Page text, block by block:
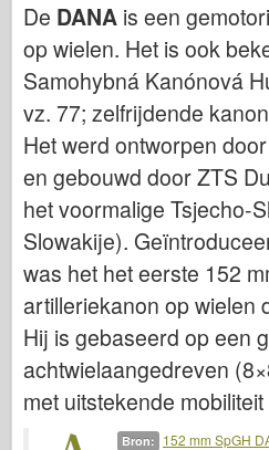
AZ-model
Zwarte Hond
Bronco
Cyber-Hobby
Dnepromodel
Dragon
Eduard
E.T. Model
Fijne mallen
Krachten van Moed
FriulModel
Hasegawa
Heller
De DANA is een
op wielen. Het is ook
Samohybná Kanónová
vz. 77; zelfrijdende
Het werd ontworpen
en gebouwd door ZTS
het voormalige Tsjecho-
Slowakije).
was het het eerste 152
artilleriekanon op wielen
Hij is gebaseerd op een
achtwielaangedreven
met uitstekende
Bron: 152 mm SpGH